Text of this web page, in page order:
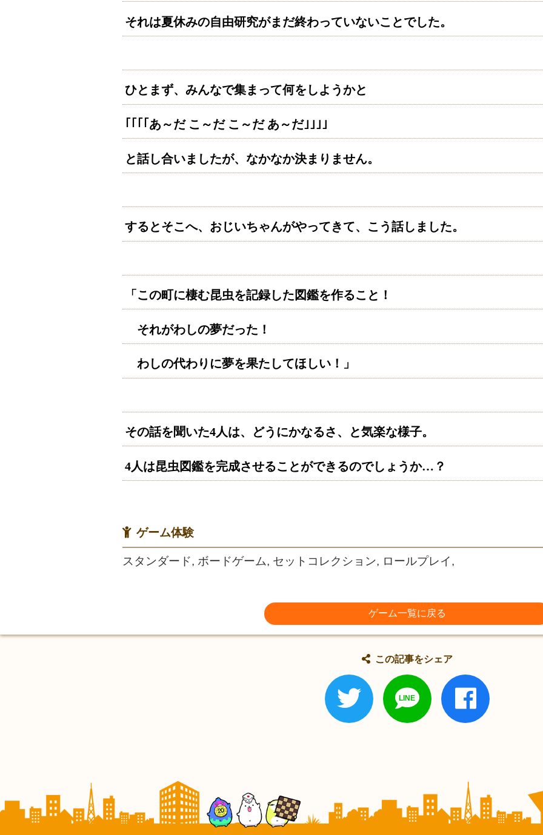
それは夏休みの自由研究がまだ終わっていないことでした。
ひとまず、みんなで集まって何をしようかと
｢｢｢｢ あ～だ こ～だ こ～だ あ～だ｣｣｣｣
と話し合いましたが、なかなか決まりません。
するとそこへ、おじいちゃんがやってきて、こう話しました。
「この町に棲む昆虫を記録した図鑑を作ること！
それがわしの夢だった！
わしの代わりに夢を果たしてほしい！」
その話を聞いた4人は、どうにかなるさ、と気楽な様子。
4人は昆虫図鑑を完成させることができるのでしょうか… ？
ゲーム体験
スタンダード, ボードゲーム, セットコレクション, ロールプレイ,
ゲーム一覧に戻る
この記事をシェア